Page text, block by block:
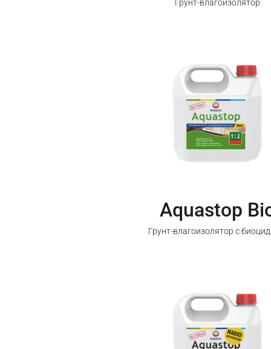
Грунт-влагоизолятор
Aquastop
Грунт-влагоизолятор с